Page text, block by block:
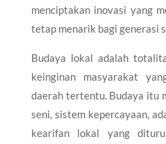
menciptakan inovasi yang
tetap menarik bagi generasi
Budaya lokal adalah
keinginan masyarakat
daerah tertentu. Budaya itu
seni, sistem kepercayaan,
kearifan lokal yang